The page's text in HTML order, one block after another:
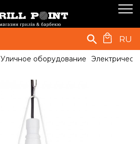
RU
Уличное оборудование